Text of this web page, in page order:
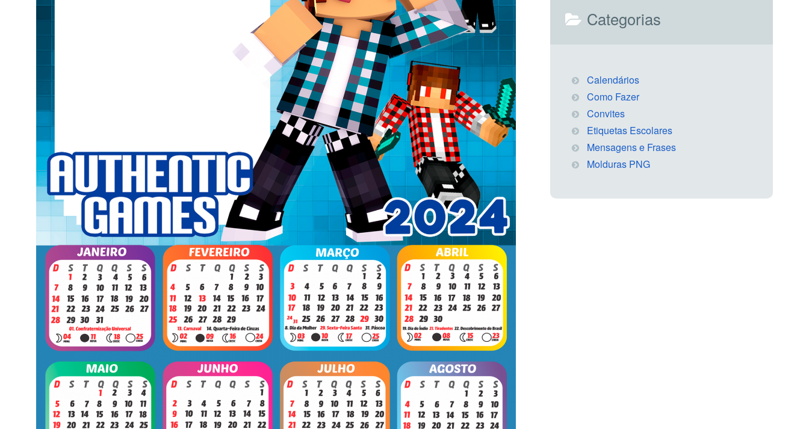
Categorias
Calendários
Como Fazer
Convites
Etiquetas Escolares
Mensagens e Frases
Molduras PNG